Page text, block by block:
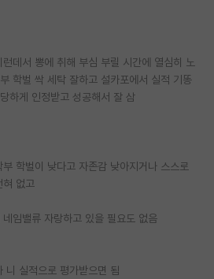
데서 뽕에 취해 부심 부릴 시간에 열심히 노
학벌 싹 세탁 잘하고 설카포에서 실적 기똥
하게 인정받고 성공해서 잘 삼
학벌이 낮다고 자존감 낮아지거나 스스로
혀 없고
임밸류 자랑하고 있을 필요도 없음
니 실적으로 평가받으면 됨